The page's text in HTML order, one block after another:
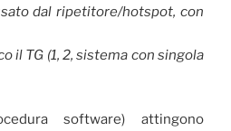
dal ripetitore/hotspot, con
il TG (1, 2, sistema con singola
software) attingono